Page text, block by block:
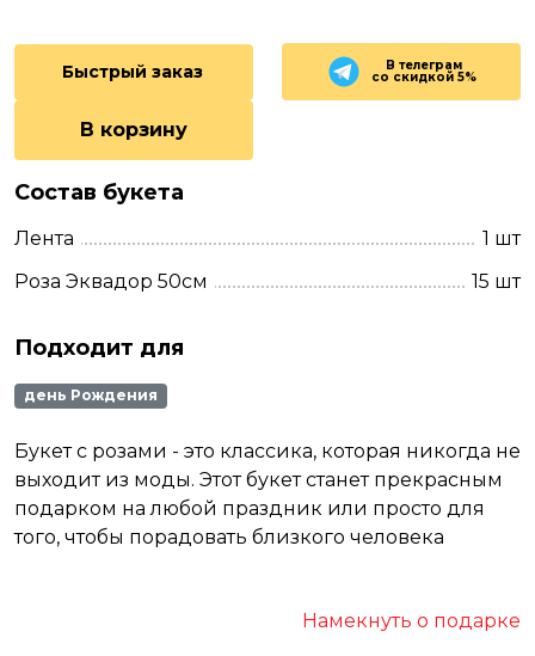
Быстрый заказ В телеграм
со скидкой 5%
В корзину
Состав букета
Лента
1 шт
Роза Эквадор 50см
15 шт
Подходит для
день Рождения
Букет с розами - это классика, которая никогда не
выходит из моды. Этот букет станет прекрасным
подарком на любой праздник или просто для
того, чтобы порадовать близкого человека
Намекнуть о подарке